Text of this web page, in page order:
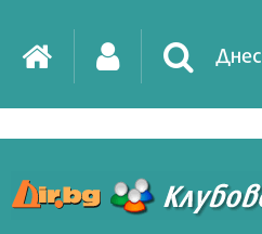
Днес